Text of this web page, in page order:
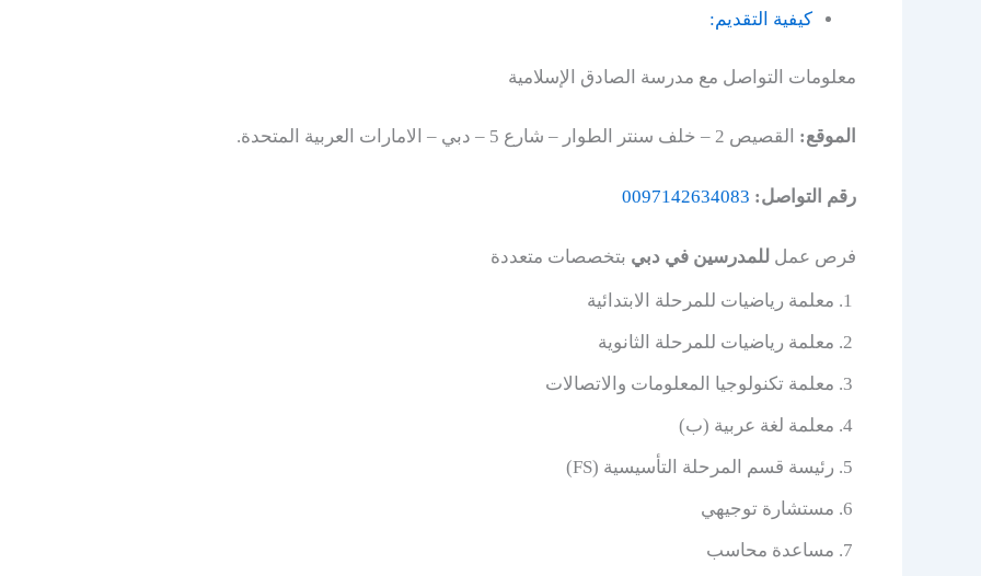
كيفية التقديم:
معلومات التواصل مع مدرسة الصادق الإسلامية
الموقع: القصيص 2 – خلف سنتر الطوار – شارع 5 – دبي – الامارات العربية المتحدة.
رقم التواصل: 0097142634083
فرص عملللمدرسين في دبي بتخصصات متعددة
معلمة رياضيات للمرحلة الابتدائية
معلمة رياضيات للمرحلة الثانوية
معلمة تكنولوجيا المعلومات والاتصالات
معلمة لغة عربية (ب)
رئيسة قسم المرحلة التأسيسية (FS)
مستشارة توجيهي
مساعدة محاسب